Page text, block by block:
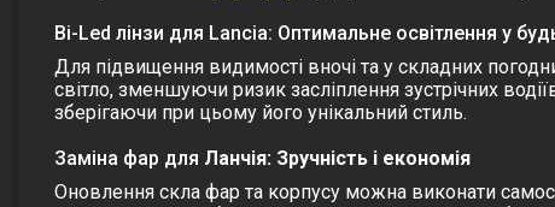
Bi-Led лінзи для Lancia: Оптимальне освітлення у
Для підвищення видимості вночі та у складних
світло, зменшуючи ризик засліплення зустрічних
зберігаючи при цьому його унікальний стиль.
Заміна фар для Ланчія: Зручність і економія
Оновлення скла фар та корпусу можна виконати